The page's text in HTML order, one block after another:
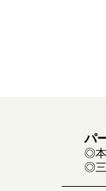
パ
◎本
◎三